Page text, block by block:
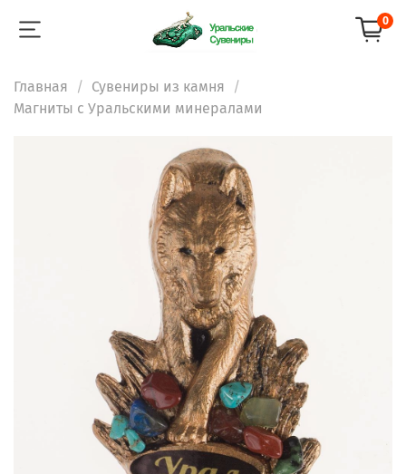
0
Главная
Сувениры из камня
Магниты с Уральскими минералами